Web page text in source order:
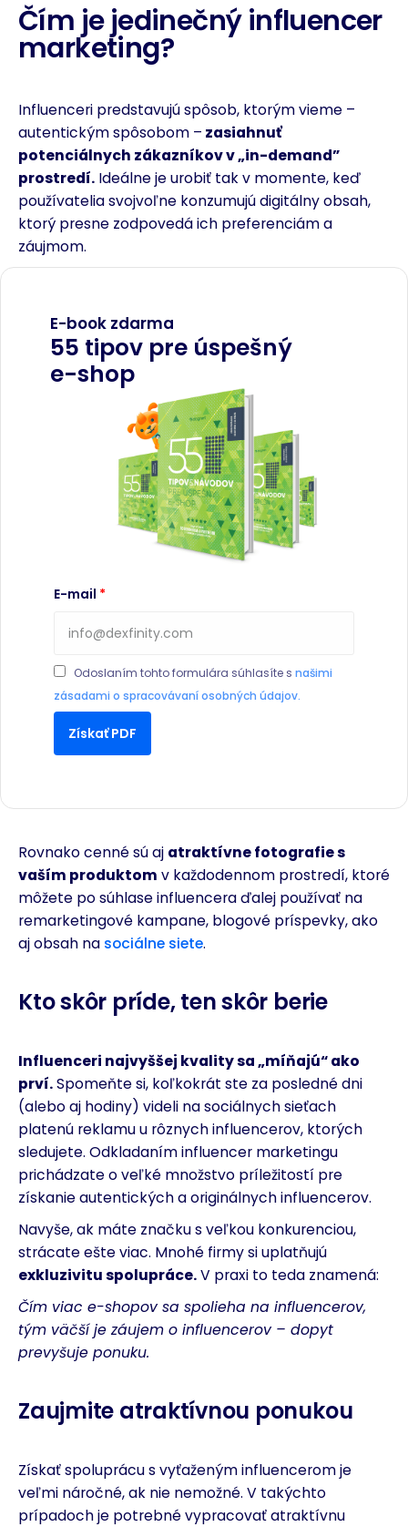
Čím je jedinečný influencer
marketing?
Influenceri predstavujú spôsob, ktorým vieme –
autentickým spôsobom – zasiahnuť
potenciálnych zákazníkov v „in-demand”
prostredí. Ideálne je urobiť tak v momente, keď
používatelia svojvoľne konzumujú digitálny obsah,
ktorý presne zodpovedá ich preferenciám a
záujmom.
E-book zdarma
55 tipov pre úspešný
e-shop
E-mail
Odoslaním tohto formulára súhlasíte s našimi
zásadami o spracovávaní osobných údajov.
Získať PDF
Rovnako cenné sú aj atraktívne fotografie s
vaším produktom v každodennom prostredí, ktoré
môžete po súhlase influencera ďalej používať na
remarketingové kampane, blogové príspevky, ako
aj obsah na sociálne siete.
Kto skôr príde, ten skôr berie
Influenceri najvyššej kvality sa „míňajú“ ako
prví.Spomeňte si, koľkokrát ste za posledné dni
(alebo aj hodiny) videli na sociálnych sieťach
platenú reklamu u rôznych influencerov, ktorých
sledujete. Odkladaním influencer marketingu
prichádzate o veľké množstvo príležitostí pre
získanie autentických a originálnych influencerov.
Navyše, ak máte značku s veľkou konkurenciou,
strácate ešte viac. Mnohé firmy si uplatňujú
exkluzivitu spolupráce.V praxi to teda znamená:
Čím viac e-shopov sa spolieha na influencerov,
tým väčší je záujem o influencerov – dopyt
prevyšuje ponuku.
Zaujmite atraktívnou ponukou
Získať spoluprácu s vyťaženým influencerom je
veľmi náročné, ak nie nemožné. V takýchto
prípadoch je potrebné vypracovať atraktívnu